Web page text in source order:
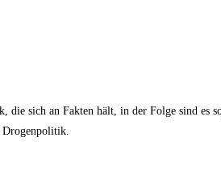
die sich an Fakten hält, in der Folge sind es
Drogenpolitik.